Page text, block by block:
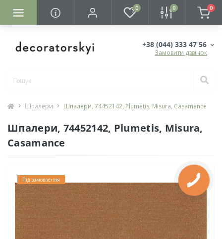
0 0 0
+38 (044) 333 47 56
Замовити дзвінок
Шпалери Шпалери, 74452142, Plumetis, Misura, Casamance
Шпалери, 74452142, Plumetis, Misura,
Casamance
Під замовлення